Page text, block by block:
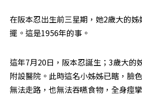
在阪本忍出生前三星期，她2歲大的
擺。這是1956年的事。
這年7月20日，阪本忍誕生；3歲大的
附設醫院。此時這名小姊姊已瞎，臉
無法走路，也無法吞嚥食物，全身痙